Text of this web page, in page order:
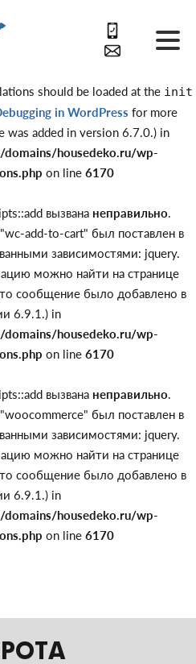
was called
for the
domain was triggered
should be loaded at the init
in WordPress for more
was added in version 6.7.0.) in
housedeko.ru/wp-
on line 6170
вызвана неправильно.
add-to-cart" был поставлен в
зависимостями: jquery.
можно найти на странице
сообщение было добавлено в
6.9.1.) in
housedeko.ru/wp-
on line 6170
вызвана неправильно.
был поставлен в
зависимостями: jquery.
можно найти на странице
сообщение было добавлено в
6.9.1.) in
housedeko.ru/wp-
on line 6170